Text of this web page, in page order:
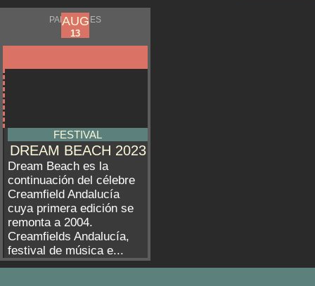
PALOMARES
AUG
09
AUG
13
FESTIVAL
DREAM BEACH 2023
Dream Beach es la
continuación del célebre
Creamfield Andalucía
cuya primera edición se
remonta a 2004.
Creamfields Andalucía,
festival de música e...